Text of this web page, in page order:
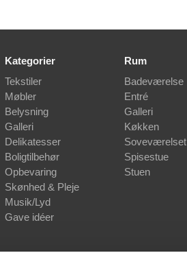
Kategorier
Tekstiler
Møbler
Belysning
Galleri
Delikatesser
Boligtilbehør
Opbevaring
Skønhed & Pleje
Musik/Lyd
Gave idéer
Rum
Badeværelse
Entré
Galleri
Køkken
Soveværelset
Spisestue
Stuen